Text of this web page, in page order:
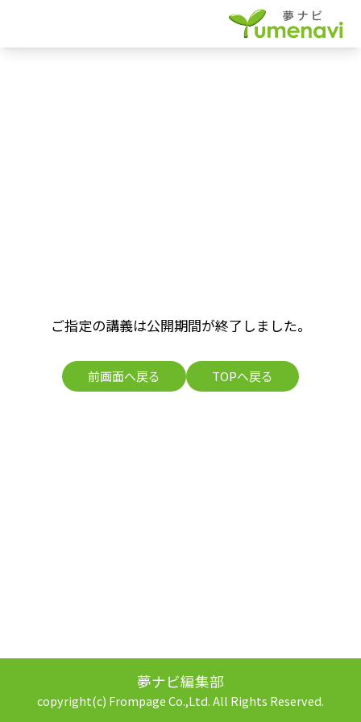
ご指定の講義は公開期間が終了しました。
前画面へ戻る TOPへ戻る
夢ナビ編集部
copyright(c) Frompage Co.,Ltd. All Rights Reserved.